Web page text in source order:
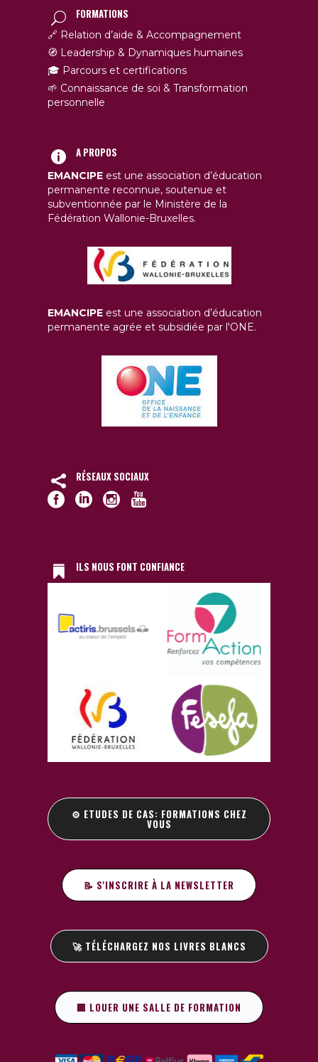
FORMATIONS
🔗 Relation d’aide & Accompagnement
🧭 Leadership & Dynamiques humaines
🎓 Parcours et certifications
🌱 Connaissance de soi & Transformation
personnelle
A PROPOS
EMANCIPE est une association d’éducation
permanente reconnue, soutenue et
subventionnée par le Ministère de la
Fédération Wallonie-Bruxelles.
EMANCIPE est une association d’éducation
permanente agrée et subsidiée par l'ONE.
RÉSEAUX SOCIAUX
ILS NOUS FONT CONFIANCE
⚙️ ETUDES DE CAS: FORMATIONS CHEZ
VOUS
📝 S'INSCRIRE À LA NEWSLETTER
🚀 TÉLÉCHARGEZ NOS LIVRES BLANCS
🏢 LOUER UNE SALLE DE FORMATION